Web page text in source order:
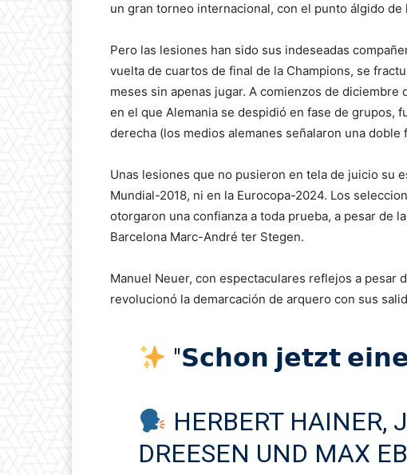
un gran torneo internacional, con el punto álgido
Pero las lesiones han sido sus indeseadas
vuelta de cuartos de final de la Champions, se
meses sin apenas jugar. A comienzos de
en el que Alemania se despidió en fase de grupos,
derecha (los medios alemanes señalaron una
Unas lesiones que no pusieron en tela de juicio su
Mundial-2018, ni en la Eurocopa-2024. Los
otorgaron una confianza a toda prueba, a pesar de
Barcelona Marc-André ter Stegen.
Manuel Neuer, con espectaculares reflejos a pesar
revolucionó la demarcación de arquero con sus
"𝗦𝗰𝗵𝗼𝗻 𝗷𝗲𝘁𝘇𝘁
HERBERT HAINER,
DREESEN UND MAX